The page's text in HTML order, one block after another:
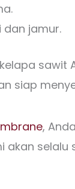
jamur.
siap
,
akan